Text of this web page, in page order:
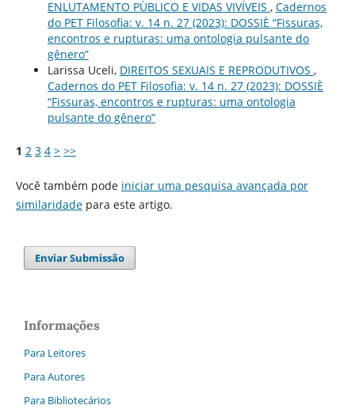
ENLUTAMENTO PÙBLICO E VIDAS VIVÍVEIS , Cadernos
do PET Filosofia: v. 14 n. 27 (2023): DOSSIÈ “Fissuras,
encontros e rupturas: uma ontologia pulsante do
gênero”
Larissa Uceli, DIREITOS SEXUAIS E REPRODUTIVOS ,
Cadernos do PET Filosofia: v. 14 n. 27 (2023): DOSSIÈ
“Fissuras, encontros e rupturas: uma ontologia
pulsante do gênero”
1 2 3 4 > >>
Você também pode iniciar uma pesquisa avançada por
similaridadepara este artigo.
Enviar Submissão
Informações
Para Leitores
Para Autores
Para Bibliotecários